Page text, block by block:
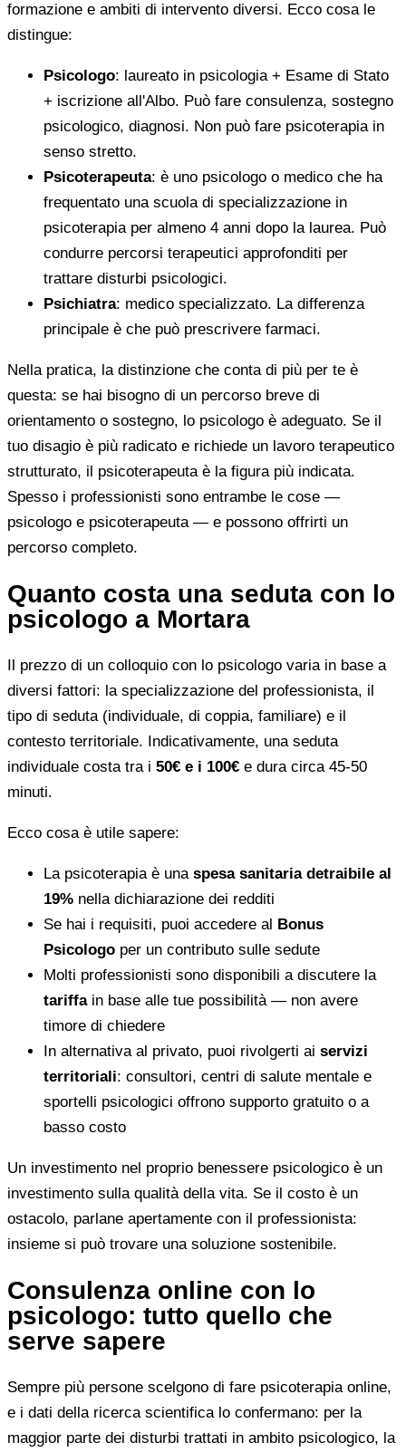
formazione e ambiti di intervento diversi. Ecco cosa le
distingue:
Psicologo: laureato in psicologia + Esame di Stato
+ iscrizione all'Albo. Può fare consulenza, sostegno
psicologico, diagnosi. Non può fare psicoterapia in
senso stretto.
Psicoterapeuta: è uno psicologo o medico che ha
frequentato una scuola di specializzazione in
psicoterapia per almeno 4 anni dopo la laurea. Può
condurre percorsi terapeutici approfonditi per
trattare disturbi psicologici.
Psichiatra: medico specializzato. La differenza
principale è che può prescrivere farmaci.
Nella pratica, la distinzione che conta di più per te è
questa: se hai bisogno di un percorso breve di
orientamento o sostegno, lo psicologo è adeguato. Se il
tuo disagio è più radicato e richiede un lavoro terapeutico
strutturato, il psicoterapeuta è la figura più indicata.
Spesso i professionisti sono entrambe le cose —
psicologo e psicoterapeuta — e possono offrirti un
percorso completo.
Quanto costa una seduta con lo
psicologo a Mortara
Il prezzo di un colloquio con lo psicologo varia in base a
diversi fattori: la specializzazione del professionista, il
tipo di seduta (individuale, di coppia, familiare) e il
contesto territoriale. Indicativamente, una seduta
individuale costa tra i 50€ e i 100€ e dura circa 45-50
minuti.
Ecco cosa è utile sapere:
La psicoterapia è una spesa sanitaria detraibile al
19% nella dichiarazione dei redditi
Se hai i requisiti, puoi accedere al Bonus
Psicologo per un contributo sulle sedute
Molti professionisti sono disponibili a discutere la
tariffain base alle tue possibilità — non avere
timore di chiedere
In alternativa al privato, puoi rivolgerti ai servizi
territoriali: consultori, centri di salute mentale e
sportelli psicologici offrono supporto gratuito o a
basso costo
Un investimento nel proprio benessere psicologico è un
investimento sulla qualità della vita. Se il costo è un
ostacolo, parlane apertamente con il professionista:
insieme si può trovare una soluzione sostenibile.
Consulenza online con lo
psicologo: tutto quello che
serve sapere
Sempre più persone scelgono di fare psicoterapia online,
e i dati della ricerca scientifica lo confermano: per la
maggior parte dei disturbi trattati in ambito psicologico, la